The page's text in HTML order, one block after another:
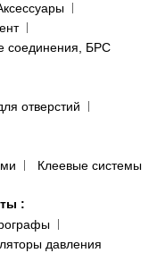
соединения, БРС
отверстий
Клеевые системы
:
давления